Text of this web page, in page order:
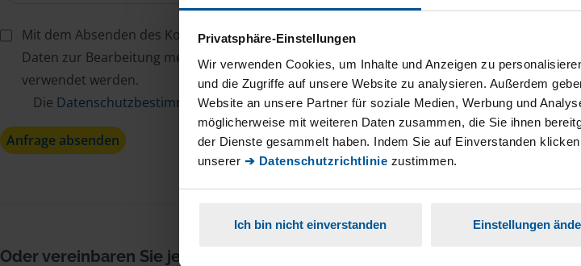
Privatsphäre-Einstellungen
Wir verwenden Cookies, um Inhalte und Anzeigen zu
und die Zugriffe auf unsere Website zu analysieren. Außerdem
Website an unsere Partner für soziale Medien, Werbung und
möglicherweise mit weiteren Daten zusammen, die Sie ihnen
der Dienste gesammelt haben. Indem Sie auf Einverstanden
unserer ➔ Datenschutzrichtlinie zustimmen.
Ich bin nicht einverstanden Einstellungen
Mit dem Absenden des Kontaktformulars erkläre ich mich damit einverstanden, dass meine
Daten zur Bearbeitung meines Anliegens sowie zur internen Analyse der Zugriffsquelle
verwendet werden.
Die Datenschutzbestimmungenhabe ich zur Kenntnis genommen.*
Anfrage absenden
Oder vereinbaren Sie jetzt Ihren